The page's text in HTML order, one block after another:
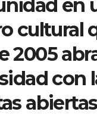
en
cultural
2005
con
abiertas